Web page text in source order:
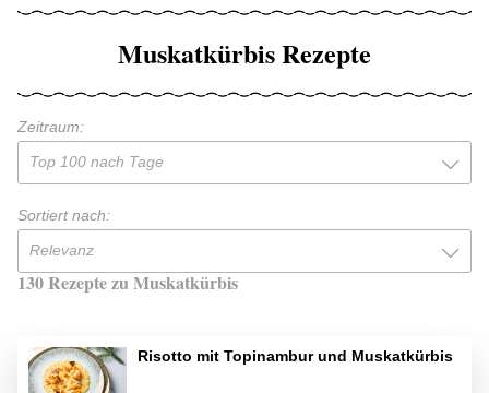
Muskatkürbis Rezepte
Zeitraum:
Top 100 nach Tage
Sortiert nach:
Relevanz
130 Rezepte zu Muskatkürbis
Risotto mit Topinambur und Muskatkürbis